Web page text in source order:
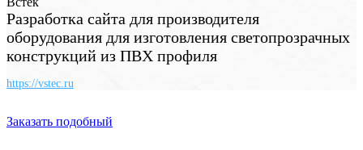
Разработка сайта для производителя
оборудования для изготовления светопрозрачных
конструкций из ПВХ профиля
https://vstec.ru
Заказать подобный